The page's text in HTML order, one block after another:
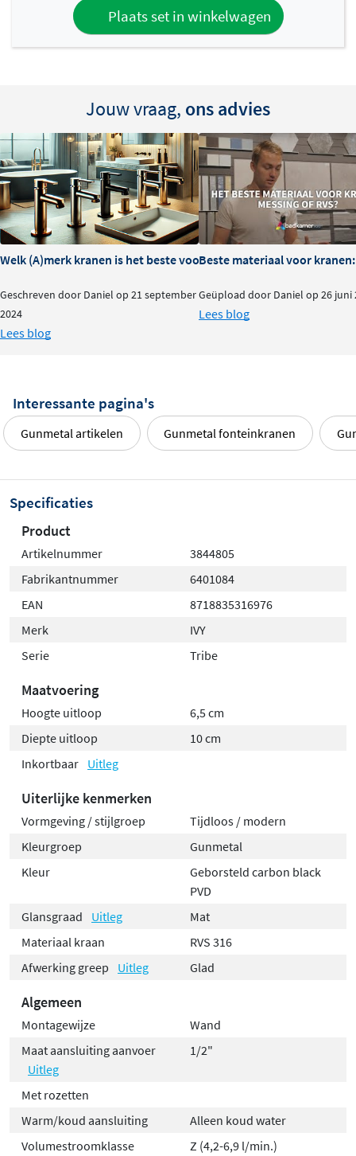
Plaats set in winkelwagen
Jouw vraag, ons advies
Welk (A)merk kranen is het beste voor je badkamer?
Geschreven door Daniel op 21 september
2024
Lees blog
Beste materiaal voor kranen:
Geüpload door Daniel op 26 juni
Lees blog
Interessante pagina's
Gunmetal artikelen Gunmetal fonteinkranen
Specificaties
Product
Artikelnummer
3844805
Fabrikantnummer
6401084
EAN
8718835316976
Merk
IVY
Serie
Tribe
Maatvoering
Hoogte uitloop
6,5 cm
Diepte uitloop
10 cm
Inkortbaar Uitleg
Uiterlijke kenmerken
Vormgeving / stijlgroep
Tijdloos / modern
Kleurgroep
Gunmetal
Kleur
Geborsteld carbon black
PVD
Glansgraad
Uitleg
Mat
Materiaal kraan
RVS 316
Afwerking greep
Uitleg Glad
Algemeen
Montagewijze
Wand
Maat aansluiting aanvoer
Uitleg
1/2"
Met rozetten
Warm/koud aansluiting
Alleen koud water
Volumestroomklasse
Z (4,2-6,9 l/min.)